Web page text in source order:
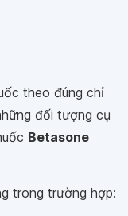
theo đúng chỉ
đối tượng cụ
Betasone
trong trường hợp: